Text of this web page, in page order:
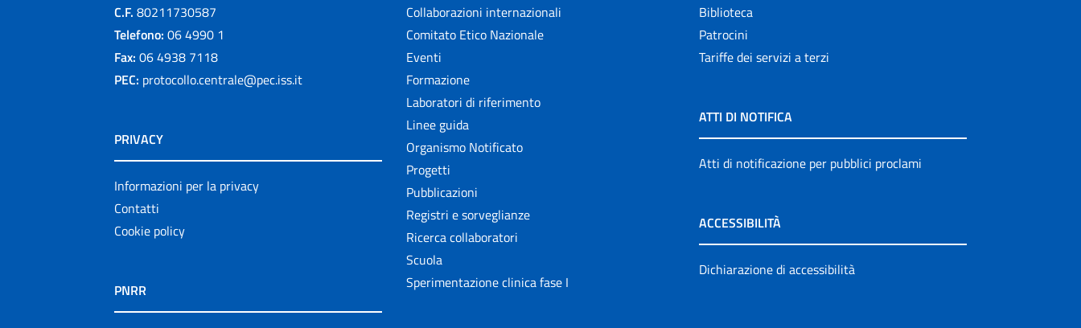
C.F. 80211730587
Telefono: 06 4990 1
Fax: 06 4938 7118
PEC: protocollo.centrale@pec.iss.it
PRIVACY
Informazioni per la privacy
Contatti
Cookie policy
PNRR
Collaborazioni internazionali
Comitato Etico Nazionale
Eventi
Formazione
Laboratori di riferimento
Linee guida
Organismo Notificato
Progetti
Pubblicazioni
Registri e sorveglianze
Ricerca collaboratori
Scuola
Sperimentazione clinica fase I
Biblioteca
Patrocini
Tariffe dei servizi a terzi
ATTI DI NOTIFICA
Atti di notificazione per pubblici proclami
ACCESSIBILITÀ
Dichiarazione di accessibilità